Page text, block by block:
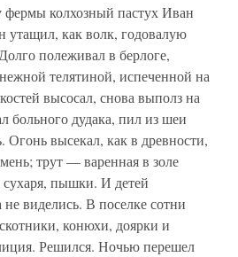
фермы колхозный пастух Иван
как волк, годовалую
полеживал в берлоге,
телятиной, испеченной на
высосал, снова выполз на
больного дудака, пил из шеи
высекал, как в древности,
трут — варенная в золе
сухаря, пышки. И детей
виделись. В поселке сотни
конюхи, доярки и
Решился. Ночью перешел